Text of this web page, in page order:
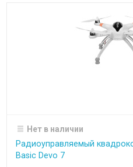
Нет в наличии
Радиоуправляемый
Basic Devo 7